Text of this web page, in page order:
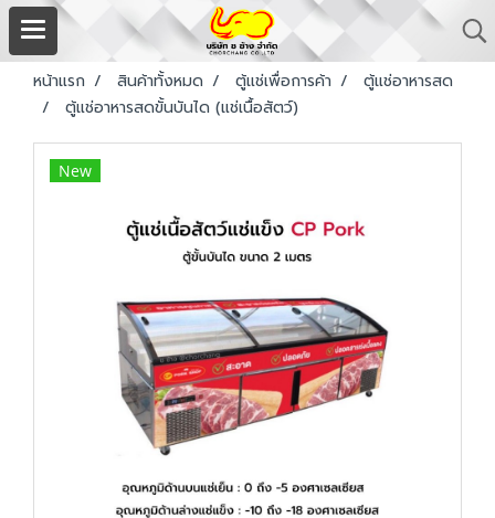
หน้าแรก สินค้าทั้งหมด ตู้แช่เพื่อการค้า
ตู้แช่อาหารสด
ตู้แช่อาหารสดขั้นบันได (แช่เนื้อสัตว์)
New